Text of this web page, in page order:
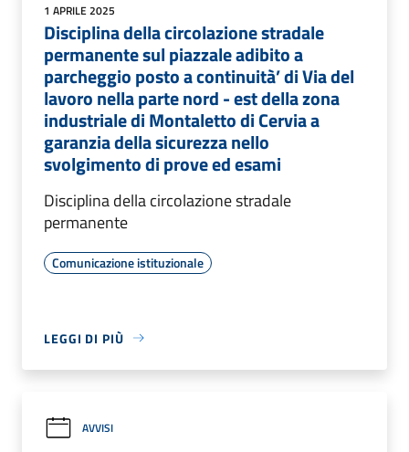
1 APRILE 2025
Disciplina della circolazione stradale
permanente sul piazzale adibito a
parcheggio posto a continuità’ di Via del
lavoro nella parte nord - est della zona
industriale di Montaletto di Cervia a
garanzia della sicurezza nello
svolgimento di prove ed esami
Disciplina della circolazione stradale
permanente
Comunicazione istituzionale
LEGGI DI PIÙ
AVVISI